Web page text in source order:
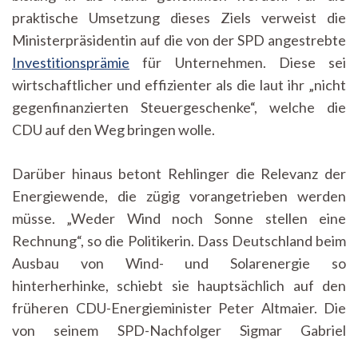
praktische Umsetzung dieses Ziels verweist die
Ministerpräsidentin auf die von der SPD angestrebte
Investitionsprämie für Unternehmen. Diese sei
wirtschaftlicher und effizienter als die laut ihr „nicht
gegenfinanzierten Steuergeschenke“, welche die
CDU auf den Weg bringen wolle.
Darüber hinaus betont Rehlinger die Relevanz der
Energiewende, die zügig vorangetrieben werden
müsse. „Weder Wind noch Sonne stellen eine
Rechnung“, so die Politikerin. Dass Deutschland beim
Ausbau von Wind- und Solarenergie so
hinterherhinke, schiebt sie hauptsächlich auf den
früheren CDU-Energieminister Peter Altmaier. Die
von seinem SPD-Nachfolger Sigmar Gabriel